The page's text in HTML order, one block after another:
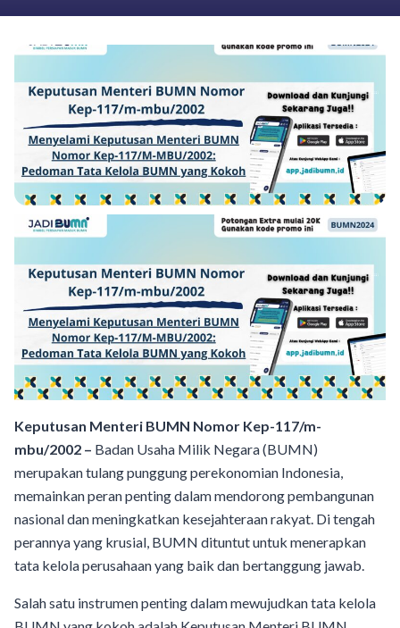
Keputusan Menteri BUMN Nomor Kep-117/m-
mbu/2002 – Badan Usaha Milik Negara (BUMN)
merupakan tulang punggung perekonomian Indonesia,
memainkan peran penting dalam mendorong pembangunan
nasional dan meningkatkan kesejahteraan rakyat. Di tengah
perannya yang krusial, BUMN dituntut untuk menerapkan
tata kelola perusahaan yang baik dan bertanggung jawab.
Salah satu instrumen penting dalam mewujudkan tata kelola